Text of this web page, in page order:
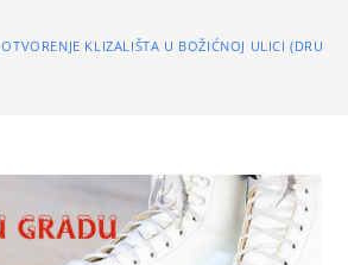
OTVORENJE KLIZALIŠTA U BOŽIĆNOJ ULICI (DRUGA